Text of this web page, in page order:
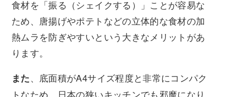
食材を「振る（シェイクする）」ことが容易な
ため、唐揚げやポテトなどの立体的な食材の加
熱ムラを防ぎやすいという大きなメリットがあ
ります。
また、底面積がA4サイズ程度と非常にコンパク
トなため、日本の狭いキッチンでも邪魔になり